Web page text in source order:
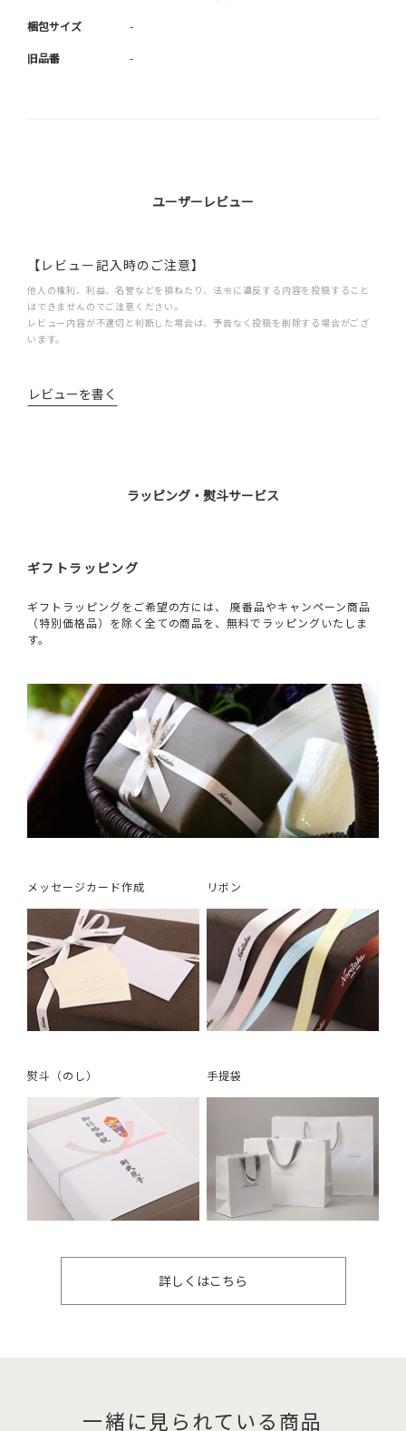
梱包サイズ -
旧品番 -
ユーザーレビュー
【レビュー記入時のご注意】
他人の権利、利益、名誉などを損ねたり、法令に違反する内容を投稿すること
はできませんのでご注意ください。
レビュー内容が不適切と判断した場合は、予告なく投稿を削除する場合がござ
います。
レビューを書く
ラッピング・熨斗サービス
ギフトラッピング
ギフトラッピングをご希望の方には、 廃番品やキャンペーン商品
（特別価格品）を除く全ての商品を、無料でラッピングいたしま
す。
メッセージカード作成 リボン
熨斗（のし） 手提袋
詳しくはこちら
一緒に見られている商品